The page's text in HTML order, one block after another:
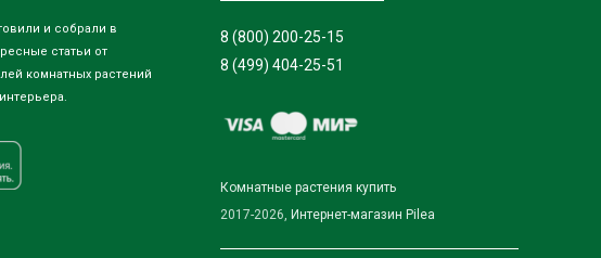
и собрали в
статьи от
комнатных растений
8 (800) 200-25-15
8 (499) 404-25-51
Комнатные растения купить
2017-2026, Интернет-магазин Pilea